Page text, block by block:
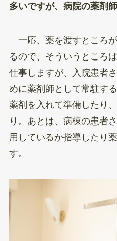
多いですが、病院の薬剤
一応、薬を渡すところ
るので、そういうところ
仕事しますが、入院患者
めに薬剤師として常駐す
薬剤を入れて準備したり
り。あとは、病棟の患者
用しているか指導したり
す。